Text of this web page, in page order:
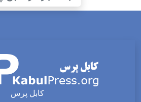
کابل پرس